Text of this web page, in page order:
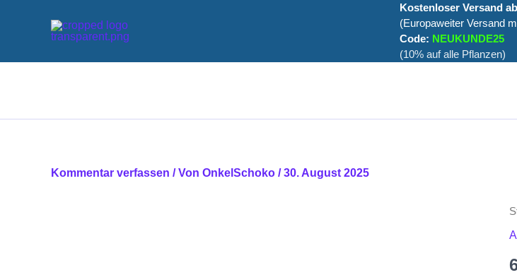
Kostenloser Versand ab
(Europaweiter Versand
Code: NEUKUNDE25
(10% auf alle Pflanzen)
Kommentar verfassen / Von OnkelSchoko /30. August 2025